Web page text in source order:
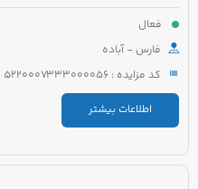
فعال
فارس - آباده
کد مزایده : 5220007333000056
اطلاعات بیشتر